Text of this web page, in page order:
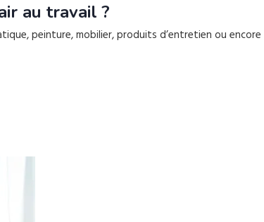
au travail ?
peinture, mobilier, produits d’entretien ou